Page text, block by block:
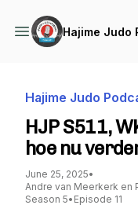
Hajime Judo
Hajime Judo
HJP S511,
hoe nu
June 25, 2025•
Andre van Meerkerk en
Season 5• Episode 11